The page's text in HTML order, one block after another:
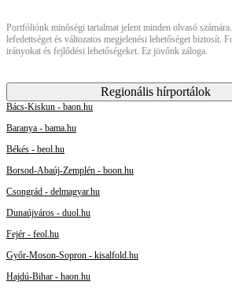
Portfóliónk minőségi tartalmat jelent minden olvasó
lefedettséget és változatos megjelenési lehetőséget biztosít.
irányokat és fejlődési lehetőségeket. Ez jövőnk záloga.
Regionális hírportálok
Bács-Kiskun - baon.hu
Baranya - bama.hu
Békés - beol.hu
Borsod-Abaúj-Zemplén - boon.hu
Csongrád - delmagyar.hu
Dunaújváros - duol.hu
Fejér - feol.hu
Győr-Moson-Sopron - kisalfold.hu
Hajdú-Bihar - haon.hu